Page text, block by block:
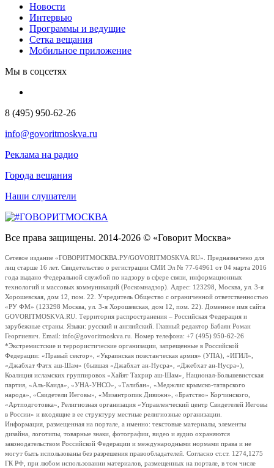
Новости
Интервью
Программы и ведущие
Сетка вещания
Мобильное приложение
Мы в соцсетях
8 (495) 950-62-26
info@govoritmoskva.ru
Реклама на радио
Города вещания
Наши слушатели
Все права защищены. 2014-2026 © «Говорит Москва»
Сетевое издание «ГОВОРИТМОСКВА.РУ/GOVORITMOSKVA.RU». Предназначено для
лиц старше 16 лет. Свидетельство о регистрации СМИ Эл № 77-64961 от 04 марта 2016
года выдано Федеральной службой по надзору в сфере связи, информационных
технологий и массовых коммуникаций (Роскомнадзор). Адрес: 123298, Москва, ул. 3-я
Хорошевская, дом 12, пом. 22. Учредитель Общество с ограниченной ответственностью
«РУ ФМ» (123298 Москва, ул. 3-я Хорошевская, дом 12, пом. 22). Доменное имя сайта
GOVORITMOSKVA.RU. Территория распространения – Российская Федерация и
зарубежные страны. Языки: русский и английский. Главный редактор Бабаян Роман
Георгиевич. Email: info@govoritmoskva.ru. Номер телефона: +7 (495) 950-62-26
*Экстремистские и террористические организации, запрещенные в Российской
Федерации: «Правый сектор», «Украинская повстанческая армия» (УПА), «ИГИЛ»,
«Джабхат Фатх аш-Шам» (бывшая «Джабхат ан-Нусра», «Джебхат ан-Нусра»),
Коалиция исламских группировок «Хайят Тахрир аш-Шам», Национал-Большевистская
партия, «Аль-Каида», «УНА-УНСО», «Талибан», «Меджлис крымско-татарского
народа», «Свидетели Иеговы», «Мизантропик Дивижн», «Братство» Корчинского,
«Артподготовка», Религиозная организация «Управленческий центр Свидетелей Иеговы
в России» и входящие в ее структуру местные религиозные организации.
Информация, размещенная на портале, а именно: текстовые материалы, элементы
дизайна, логотипы, товарные знаки, фотографии, видео и аудио охраняются
законодательством Российской Федерации и международными нормами права и не
могут быть использованы без разрешения правообладателей. Согласно ст.ст. 1274,1275
ГК РФ, при любом использовании материалов, размещенных на портале, в том числе